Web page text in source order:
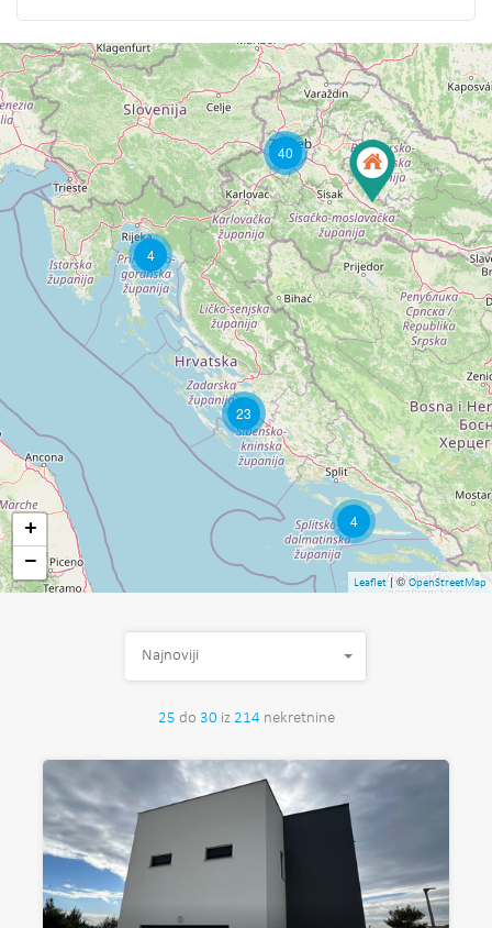
4
4
23
40
+
−
Leaflet| ©OpenStreetMap
25 do 30 iz 214 nekretnine
Najnoviji